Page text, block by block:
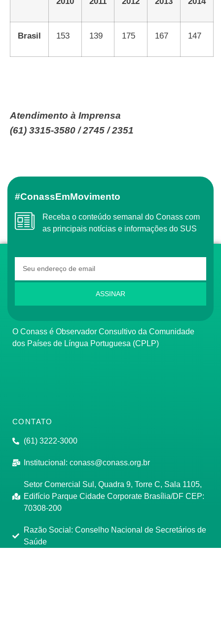
Brasil 153 139 175 167 147
Atendimento à Imprensa
(61) 3315-3580 / 2745 / 2351
#ConassEmMovimento
Receba o conteúdo semanal do Conass com
as principais notícias e informações do SUS
ASSINAR
O Conass é Observador Consultivo da Comunidade
dos Países de Língua Portuguesa (CPLP)
CONTATO
(61) 3222-3000
Institucional: conass@conass.org.br
Setor Comercial Sul, Quadra 9, Torre C, Sala 1105,
Edifício Parque Cidade Corporate Brasília/DF CEP:
70308-200
Razão Social: Conselho Nacional de Secretários de
Saúde